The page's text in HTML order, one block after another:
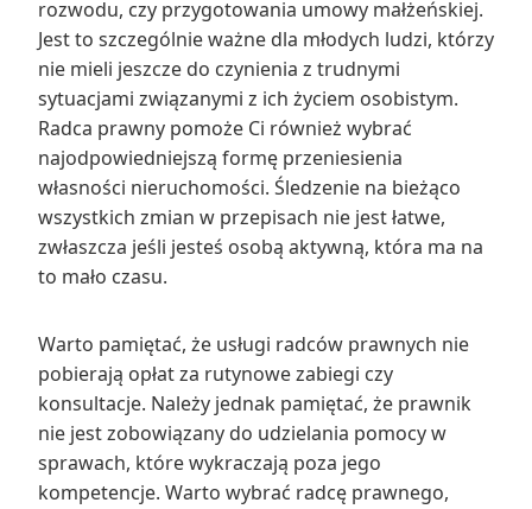
rozwodu, czy przygotowania umowy małżeńskiej.
Jest to szczególnie ważne dla młodych ludzi, którzy
nie mieli jeszcze do czynienia z trudnymi
sytuacjami związanymi z ich życiem osobistym.
Radca prawny pomoże Ci również wybrać
najodpowiedniejszą formę przeniesienia
własności nieruchomości. Śledzenie na bieżąco
wszystkich zmian w przepisach nie jest łatwe,
zwłaszcza jeśli jesteś osobą aktywną, która ma na
to mało czasu.
Warto pamiętać, że usługi radców prawnych nie
pobierają opłat za rutynowe zabiegi czy
konsultacje. Należy jednak pamiętać, że prawnik
nie jest zobowiązany do udzielania pomocy w
sprawach, które wykraczają poza jego
kompetencje. Warto wybrać radcę prawnego,